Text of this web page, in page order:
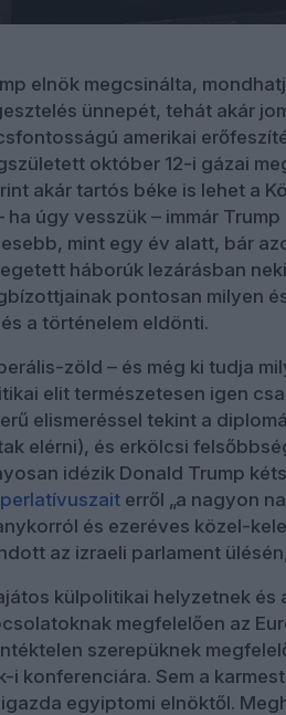
elnök megcsinálta,
ünnepét, tehát akár
amerikai
október 12-i gázai
akár tartós béke is lehet a
ha úgy vesszük – immár
mint egy év alatt, bár
háborúk lezárásban
pontosan milyen
a történelem eldönti.
zöld – és még ki tudja
elit természetesen igen
elismeréssel tekint a
elérni), és erkölcsi
idézik Donald Trump
erről „a nagyon
és ezeréves közel-
az izraeli parlament
külpolitikai helyzetnek
megfelelően az
szerepüknek
i konferenciára. Sem a
egyiptomi elnöktől.